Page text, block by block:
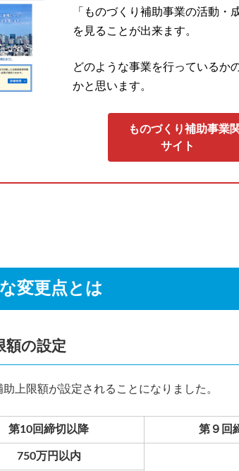
「ものづくり補助事業の活動・
を見ることが出来ます。
どのような事業を行っているか
かと思います。
ものづくり補助事業
サイト
変更点とは
額の設定
上限額が設定されることになりました。
第10回締切以降 第９回
750万円以内